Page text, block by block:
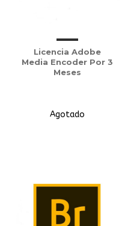
Licencia Adobe
Media Encoder Por 3
Meses
Agotado